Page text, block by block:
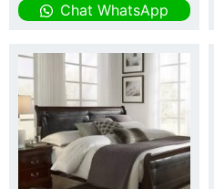
Chat WhatsApp